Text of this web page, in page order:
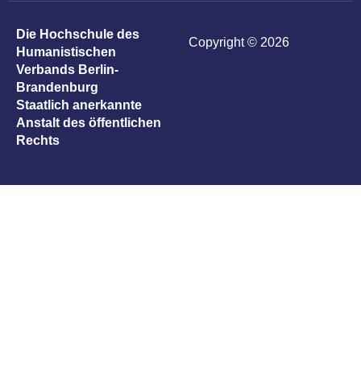
Die Hochschule des
Humanistischen
Verbands Berlin-
Brandenburg
Staatlich anerkannte
Anstalt des öffentlichen
Rechts
Copyright © 2026